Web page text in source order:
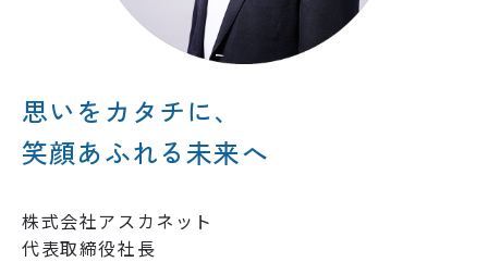
思いをカタチに、
笑顔あふれる未来へ
株式会社アスカネット
代表取締役社長